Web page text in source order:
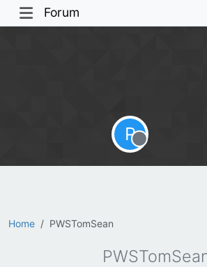
Forum
Home PWSTomSean
P
Offline